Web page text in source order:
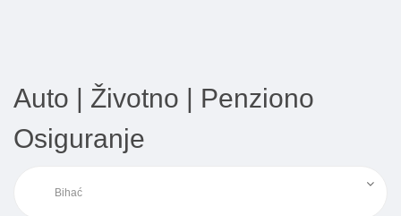
Auto | Životno | Penziono
Osiguranje